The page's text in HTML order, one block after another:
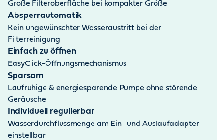
Große Filteroberfläche bei kompakter Größe
Absperrautomatik
Kein ungewünschter Wasseraustritt bei der
Filterreinigung
Einfach zu öffnen
EasyClick-Öffnungsmechanismus
Sparsam
Laufruhige & energiesparende Pumpe ohne störende
Geräusche
Individuell regulierbar
Wasserdurchflussmenge am Ein- und Auslaufadapter
einstellbar